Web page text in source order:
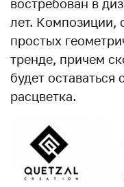
востребован в
лет. Композиции,
простых
тренде, причем
будет оставаться
расцветка.